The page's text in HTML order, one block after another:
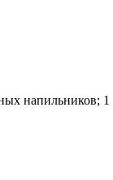
напильников; 1